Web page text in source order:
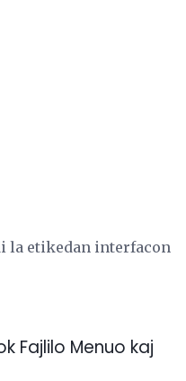
la etikedan interfacon
Fajlilo Menuo kaj